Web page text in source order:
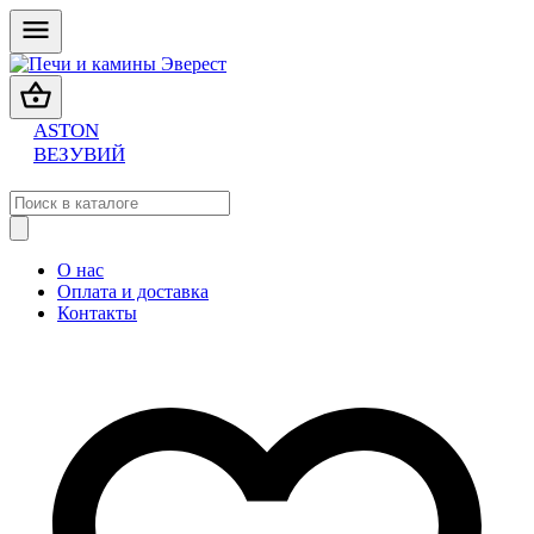
ASTON
ВЕЗУВИЙ
О нас
Оплата и доставка
Контакты